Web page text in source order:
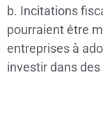
b. Incitations
pourraient être
entreprises à
investir dans